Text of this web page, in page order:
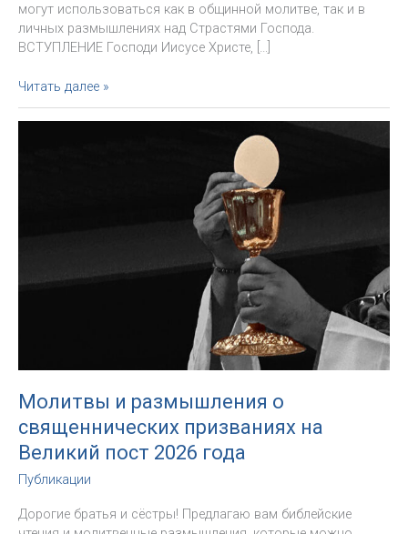
могут использоваться как в общинной молитве, так и в
личных размышлениях над Страстями Господа.
ВСТУПЛЕНИЕ Господи Иисусе Христе, […]
«Возлюбив
Своих…
до
Читать далее »
Молитвы и размышления о
священнических призваниях на
Великий пост 2026 года
Публикации
Дорогие братья и сёстры! Предлагаю вам библейские